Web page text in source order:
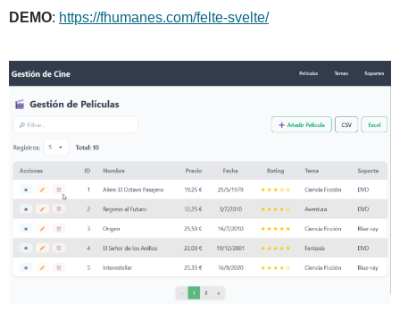
DEMO: https://fhumanes.com/felte-svelte/